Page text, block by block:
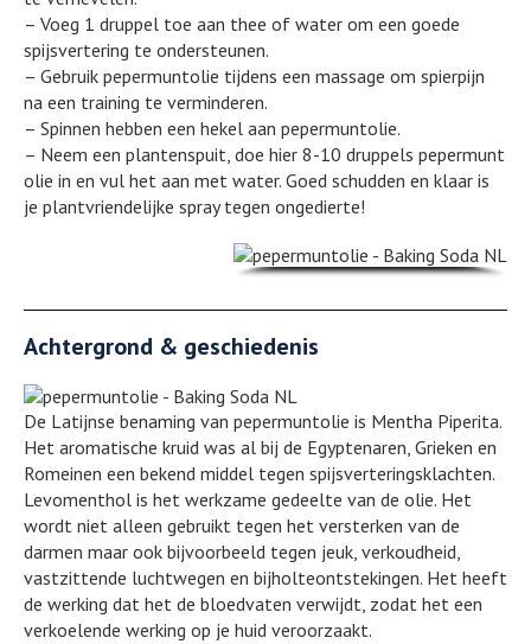
– Voeg 1 druppel toe aan thee of water om een goede
spijsvertering te ondersteunen.
– Gebruik pepermuntolie tijdens een massage om spierpijn
na een training te verminderen.
– Spinnen hebben een hekel aan pepermuntolie.
– Neem een plantenspuit, doe hier 8-10 druppels pepermunt
olie in en vul het aan met water. Goed schudden en klaar is
je plantvriendelijke spray tegen ongedierte!
Achtergrond & geschiedenis
De Latijnse benaming van pepermuntolie is Mentha Piperita.
Het aromatische kruid was al bij de Egyptenaren, Grieken en
Romeinen een bekend middel tegen spijsverteringsklachten.
Levomenthol is het werkzame gedeelte van de olie. Het
wordt niet alleen gebruikt tegen het versterken van de
darmen maar ook bijvoorbeeld tegen jeuk, verkoudheid,
vastzittende luchtwegen en bijholteontstekingen. Het heeft
de werking dat het de bloedvaten verwijdt, zodat het een
verkoelende werking op je huid veroorzaakt.